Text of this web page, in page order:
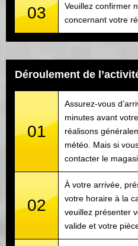
03
Veuillez confirmer
concernant votre
Déroulement de
01
Assurez-vous
minutes avant
réalisons
météo. Mais si
contacter le
02
À votre arrivée,
votre horaire à la
veuillez présenter
valide et votre